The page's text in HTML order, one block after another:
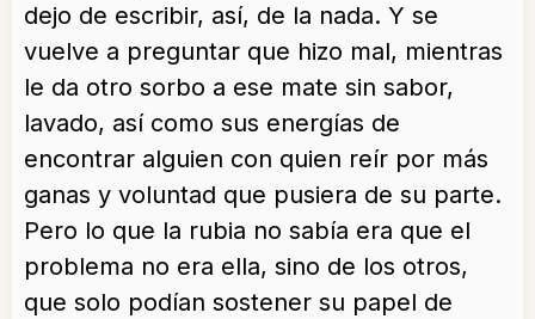
dejo de escribir, así, de la nada. Y se
vuelve a preguntar que hizo mal, mientras
le da otro sorbo a ese mate sin sabor,
lavado, así como sus energías de
encontrar alguien con quien reír por más
ganas y voluntad que pusiera de su parte.
Pero lo que la rubia no sabía era que el
problema no era ella, sino de los otros,
que solo podían sostener su papel de